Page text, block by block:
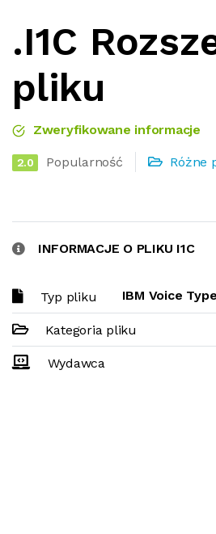
.I1C
pliku
Zweryfikowane informacje
2.0 Popularność Różne
INFORMACJE O PLIKU I1C
Typ pliku IBM Voice
Kategoria pliku
Wydawca